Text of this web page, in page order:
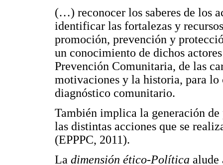
(…) reconocer los saberes de los
identificar las fortalezas y
promoción, prevención y
un conocimiento de dichos
Prevención Comunitaria, de las
motivaciones y la historia, para
diagnóstico comunitario.
También implica la generación
las distintas acciones que se
(EPPPC, 2011).
La dimensión ético-Política alude